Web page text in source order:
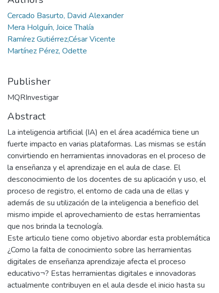
Cercado Basurto, David Alexander
Mera Holguín, Joice Thalía
Ramírez Gutiérrez,César Vicente
Martínez Pérez, Odette
Publisher
MQRInvestigar
Abstract
La inteligencia artificial (IA) en el área académica tiene un
fuerte impacto en varias plataformas. Las mismas se están
convirtiendo en herramientas innovadoras en el proceso de
la enseñanza y el aprendizaje en el aula de clase. El
desconocimiento de los docentes de su aplicación y uso, el
proceso de registro, el entorno de cada una de ellas y
además de su utilización de la inteligencia a beneficio del
mismo impide el aprovechamiento de estas herramientas
que nos brinda la tecnología.
Este articulo tiene como objetivo abordar esta problemática
¿Como la falta de conocimiento sobre las herramientas
digitales de enseñanza aprendizaje afecta el proceso
educativo¬? Estas herramientas digitales e innovadoras
actualmente contribuyen en el aula desde el inicio hasta su